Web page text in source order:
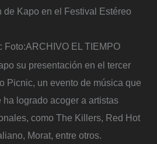
de Kapo en el Festival Estéreo
Foto:ARCHIVO EL TIEMPO
su presentación en el tercer
Picnic, un evento de música que
logrado acoger a artistas
como The Killers, Red Hot
Morat, entre otros.